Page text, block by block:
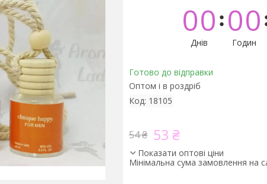
00
Днів
00
Годин
Готово до відправки
Оптом і в роздріб
Код: 18105
54 ₴ 53 ₴
Показати оптові ціни
Мінімальна сума замовлення на